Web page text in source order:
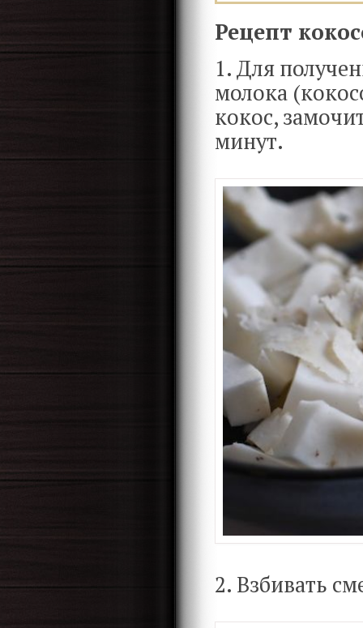
Рецепт
1. Для
молока
кокос,
минут.
2. Взбивать